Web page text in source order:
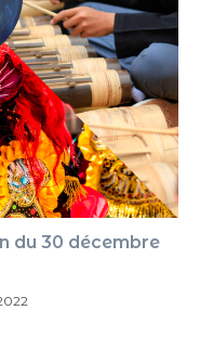
du 30 décembre